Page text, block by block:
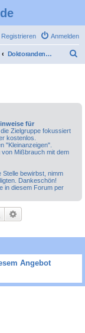
Anmelden
Registrieren
Doktorandenstellen: Angebote für Promotionsmöglichkeiten
für
Zielgruppe fokussiert
kostenlos.
"Kleinanzeigen".
Mißbrauch mit dem
Stelle bewirbst, nimm
Dankeschön!
in diesem Forum per
Suche
Angebot